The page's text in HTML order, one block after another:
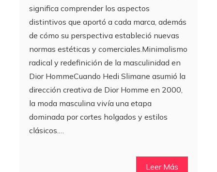
significa comprender los aspectos
distintivos que aportó a cada marca, además
de cómo su perspectiva estableció nuevas
normas estéticas y comerciales.Minimalismo
radical y redefinición de la masculinidad en
Dior HommeCuando Hedi Slimane asumió la
dirección creativa de Dior Homme en 2000,
la moda masculina vivía una etapa
dominada por cortes holgados y estilos
clásicos.…
Leer Más